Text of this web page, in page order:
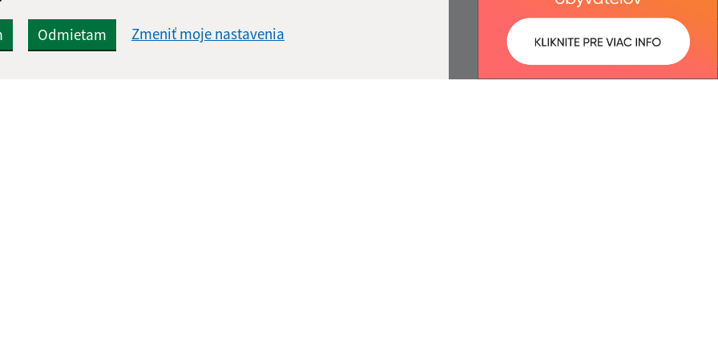
Odmietam Zmeniť moje nastavenia